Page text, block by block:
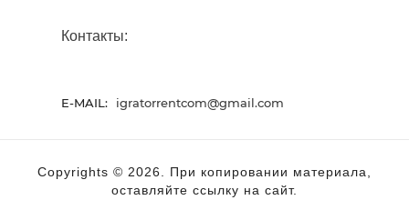
Контакты:
E-MAIL: igratorrentcom@gmail.com
Copyrights © 2026. При копировании материала,
оставляйте ссылку на сайт.